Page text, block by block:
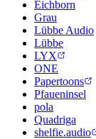
Eichborn
Grau
Lübbe Audio
Lübbe
LYX
ONE
Papertoons
Pfaueninsel
pola
Quadriga
shelfie.audio